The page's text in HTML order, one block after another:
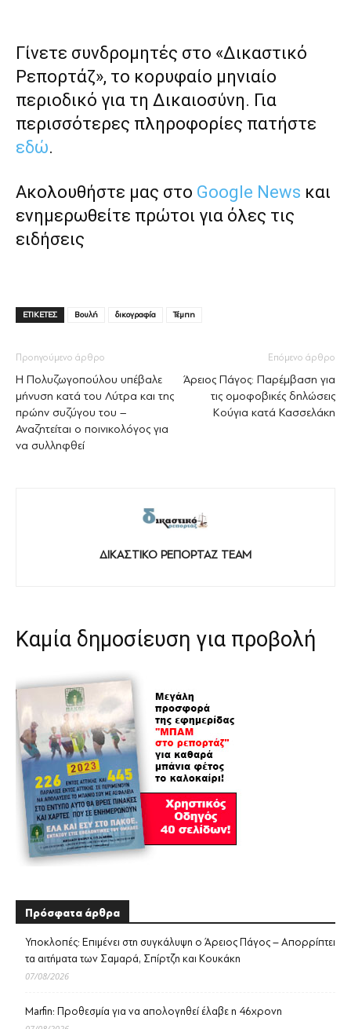
Γίνετε συνδρομητές στο «Δικαστικό
Ρεπορτάζ», το κορυφαίο μηνιαίο
περιοδικό για τη Δικαιοσύνη. Για
περισσότερες πληροφορίες πατήστε
εδώ.
Ακολουθήστε μας στο Google News και
ενημερωθείτε πρώτοι για όλες τις
ειδήσεις
ΕΤΙΚΕΤΕΣ Βουλή δικογραφία Τέμπη
Προηγούμενο άρθρο
H Πολυζωγοπούλου υπέβαλε
μήνυση κατά του Λύτρα και της
πρώην συζύγου του –
Αναζητείται ο ποινικολόγος για
να συλληφθεί
Επόμενο άρθρο
Άρειος Πάγος: Παρέμβαση για
τις ομοφοβικές δηλώσεις
Κούγια κατά Κασσελάκη
ΔΙΚΑΣΤΙΚΟ ΡΕΠΟΡΤΑΖ TEAM
Καμία δημοσίευση για προβολή
Πρόσφατα άρθρα
Υποκλοπές: Επιμένει στη συγκάλυψη ο Άρειος Πάγος – Απορρίπτει
τα αιτήματα των Σαμαρά, Σπίρτζη και Κουκάκη
07/08/2026
Marfin: Προθεσμία για να απολογηθεί έλαβε η 46χρονη